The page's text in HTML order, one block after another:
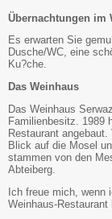
Übernachtungen im
Es erwarten Sie
Dusche/WC, eine
Ku?che.
Das Weinhaus
Das Weinhaus
Familienbesitz. 1989
Restaurant
Blick auf die Mosel
stammen von den
Abteiberg.
Ich freue mich, wenn
Weinhaus-Restaurant